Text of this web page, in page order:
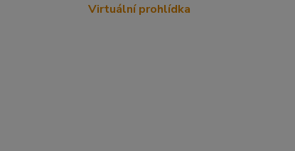
Virtuální prohlídka